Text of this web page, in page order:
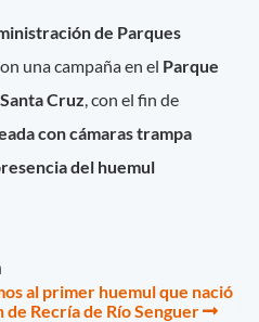
de Parques
una campaña en el Parque
Cruz , con el fin de
con cámaras trampa
del huemul
al primer huemul que nació
de Recría de Río Senguer